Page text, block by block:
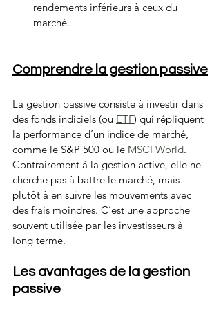
rendements inférieurs à ceux du
marché.
Comprendre la gestion passive
La gestion passive consiste à investir dans
des fonds indiciels (ou ETF) qui répliquent
la performance d’un indice de marché,
comme le S&P 500 ou le MSCI World.
Contrairement à la gestion active, elle ne
cherche pas à battre le marché, mais
plutôt à en suivre les mouvements avec
des frais moindres. C’est une approche
souvent utilisée par les investisseurs à
long terme.
Les avantages de la gestion
passive